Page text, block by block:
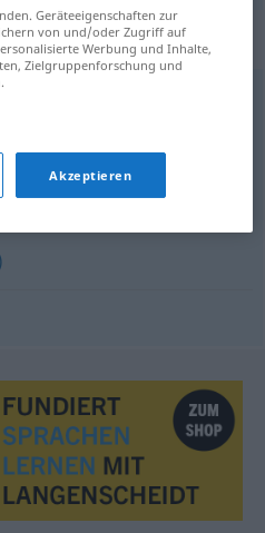
"traurig"
trübsinnig,
Geräteeigenschaften zur
von und/oder Zugriff auf
Werbung und Inhalte,
Zielgruppenforschung und
Akzeptieren